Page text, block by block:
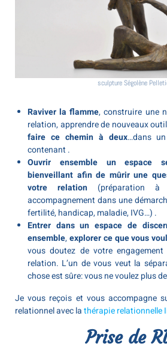
sculpture Ségolène
Raviver la flamme, construire une
relation, apprendre de nouveaux
faire ce chemin à deux…dans
contenant .
Ouvrir ensemble un espace
bienveillant afin de mûrir une
votre relation (préparation
accompagnement dans une
fertilité, handicap, maladie, IVG…) .
Entrer dans un espace de
ensemble,explorer ce que vous
vous doutez de votre
relation. L’un de vous veut la
chose est sûre: vous ne voulez plus
Je vous reçois et vous accompagne
relationnel avec lathérapie relationnelle
Prise de